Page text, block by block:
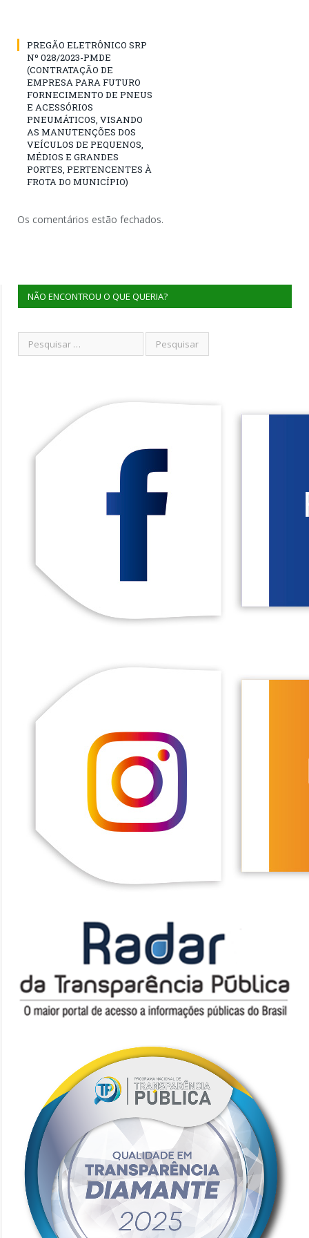
PREGÃO ELETRÔNICO SRP
Nº 028/2023-PMDE
(CONTRATAÇÃO DE
EMPRESA PARA FUTURO
FORNECIMENTO DE PNEUS
E ACESSÓRIOS
PNEUMÁTICOS, VISANDO
AS MANUTENÇÕES DOS
VEÍCULOS DE PEQUENOS,
MÉDIOS E GRANDES
PORTES, PERTENCENTES À
FROTA DO MUNICÍPIO)
Os comentários estão fechados.
NÃO ENCONTROU O QUE QUERIA?